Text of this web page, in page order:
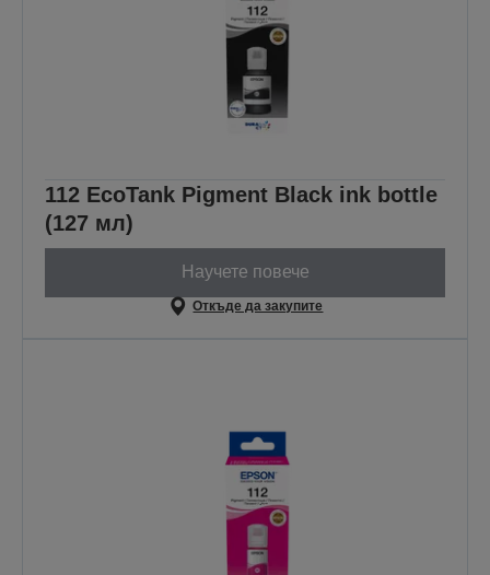
112 EcoTank Pigment Black ink bottle
(127 мл)
Научете повече
Откъде да закупите